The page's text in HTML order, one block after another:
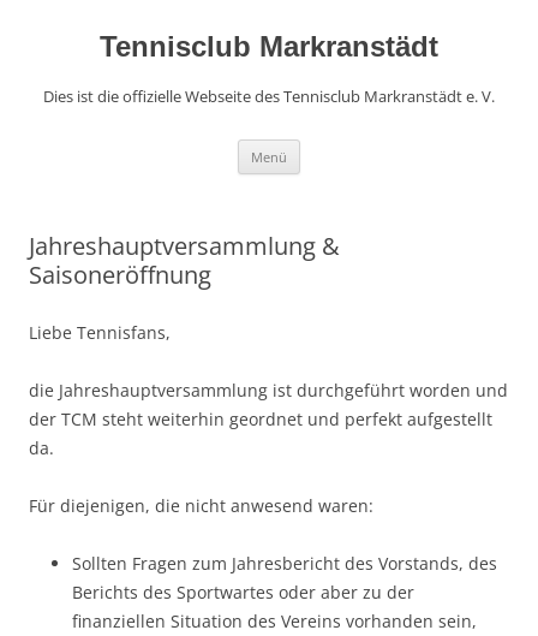
Tennisclub Markranstädt
Dies ist die offizielle Webseite des Tennisclub Markranstädt e. V.
Menü
Jahreshauptversammlung &
Saisoneröffnung
Liebe Tennisfans,
die Jahreshauptversammlung ist durchgeführt worden und
der TCM steht weiterhin geordnet und perfekt aufgestellt
da.
Für diejenigen, die nicht anwesend waren:
Sollten Fragen zum Jahresbericht des Vorstands, des
Berichts des Sportwartes oder aber zu der
finanziellen Situation des Vereins vorhanden sein,